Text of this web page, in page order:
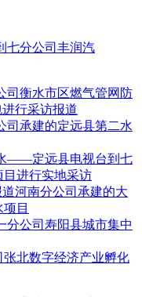
七分公司丰润汽
司衡水市区燃气管网防
行采访报道
司承建的定远县第二水
——定远县电视台到七
进行实地采访
河南分公司承建的大
目
分公司寿阳县城市集中
北数字经济产业孵化